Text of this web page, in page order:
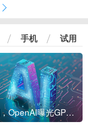
手机 试用
刚刚，OpenAI曝光GPT-6！传10万亿参数，8月强行发布